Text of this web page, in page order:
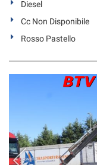
Diesel
Cc Non Disponibile
Rosso Pastello